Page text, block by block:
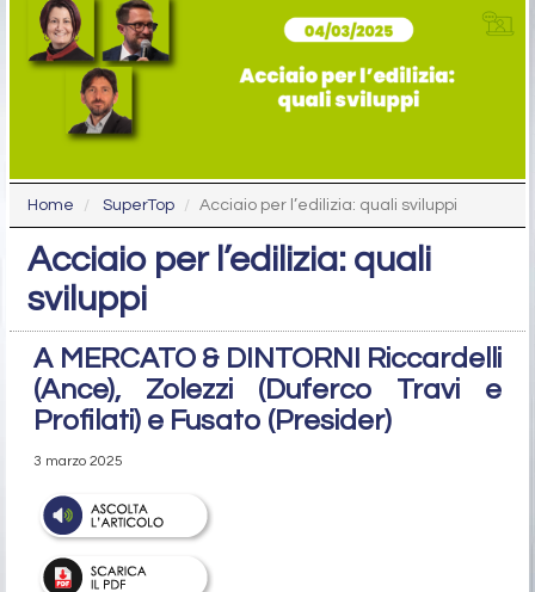
Home SuperTop Acciaio per l’edilizia: quali sviluppi
Acciaio per l’edilizia: quali
sviluppi
A MERCATO & DINTORNI Riccardelli
(Ance), Zolezzi (Duferco Travi e
Profilati) e Fusato (Presider)
3 marzo 2025